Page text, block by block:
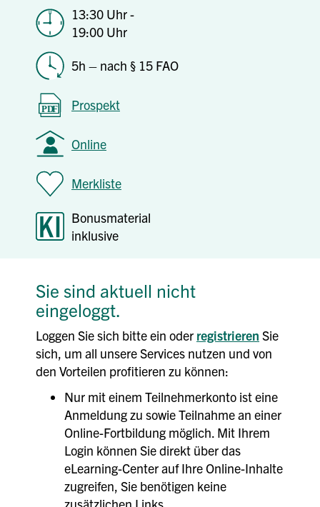
13:30 Uhr -
19:00 Uhr
5h – nach § 15 FAO
Prospekt
Online
Merkliste
Bonusmaterial
inklusive
Sie sind aktuell nicht
eingeloggt.
Loggen Sie sich bitte ein oder registrieren Sie
sich, um all unsere Services nutzen und von
den Vorteilen profitieren zu können:
Nur mit einem Teilnehmerkonto ist eine
Anmeldung zu sowie Teilnahme an einer
Online-Fortbildung möglich. Mit Ihrem
Login können Sie direkt über das
eLearning-Center auf Ihre Online-Inhalte
zugreifen, Sie benötigen keine
zusätzlichen Links.